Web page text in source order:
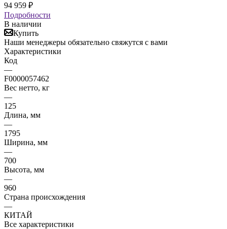
94 959 ₽
Подробности
В наличии
Купить
Наши менеджеры обязательно свяжутся с вами
Характеристики
Код
—
F0000057462
Вес нетто, кг
—
125
Длина, мм
—
1795
Ширина, мм
—
700
Высота, мм
—
960
Страна происхождения
—
КИТАЙ
Все характеристики